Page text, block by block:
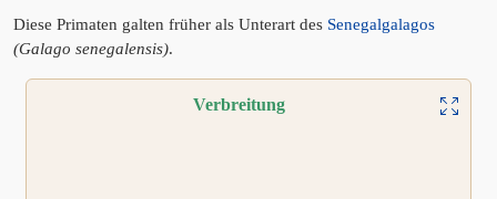
Diese Primaten galten früher als Unterart des Senegalgalagos
(Galago senegalensis).
Verbreitung